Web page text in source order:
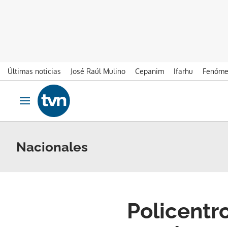
Últimas noticias José Raúl Mulino Cepanim Ifarhu
Ir al contenido
Obrir navegació
Nacionales